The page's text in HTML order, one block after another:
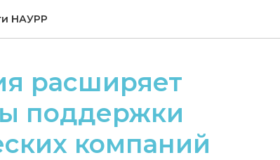
НАУРР
расширяет
поддержки
компаний